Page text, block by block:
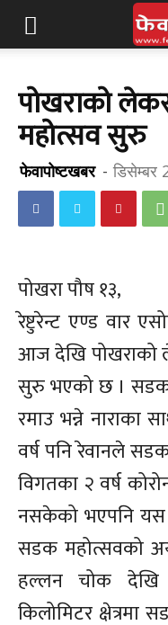
पोखराको
महोत्सव सुरु
फेवापोष्टखबर - डिसेम्बर
पोखरा पौष १३,
रेष्टुरेन्ट एण्ड वार
आज देखि पोखराको
सुरु भएको छ ।
रमाउ भन्ने नाराका
वर्ष पनि रेवानले
विगतका २ वर्ष
नसकेको भएपनि यस
सडक महोत्सवको
हल्लन चोक
किलोमिटर